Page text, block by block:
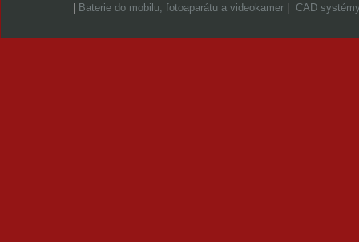
Baterie do mobilu, fotoaparátu a videokamer CAD